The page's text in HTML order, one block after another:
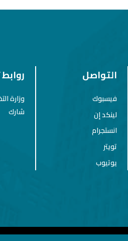
التواصل
فيسبوك
لينكد إن
انستجرام
تويتر
يوتيوب
وزارة
شارك